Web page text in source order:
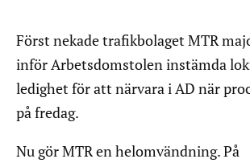
Först nekade trafikbolaget MTR
inför Arbetsdomstolen instämda
ledighet för att närvara i AD när
på fredag.
Nu gör MTR en helomvändning. På